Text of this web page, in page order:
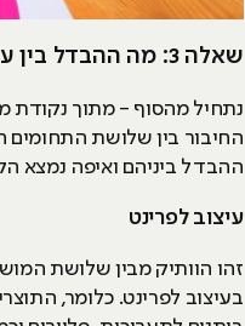
שאלה 3: מה ההבדל בין עיצוב לפרינט, עיצוב לדיגיטל וחוויית משתמש?
נתחיל מהסוף - מתוך נקודת
החיבור בין שלושת התחומים
ההבדל ביניהם ואיפה נמצא
עיצוב לפרינט
זהו הוותיק מבין שלושת
בעיצוב לפרינט. כלומר,